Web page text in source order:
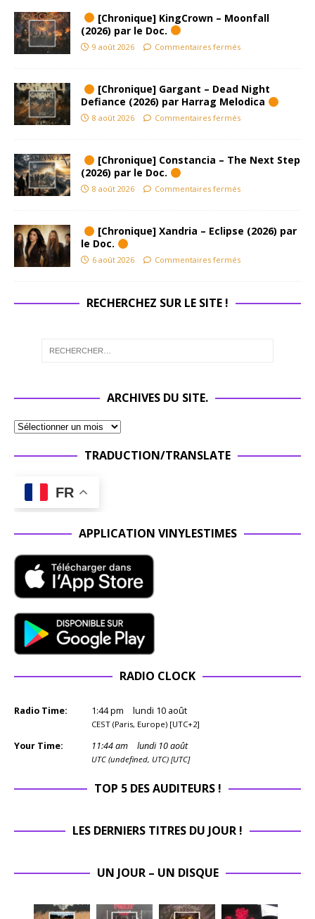
[Chronique] KingCrown – Moonfall
(2026) par le Doc.
9 août 2026 Commentaires fermés
[Chronique] Gargant – Dead Night
Defiance (2026) par Harrag Melodica
8 août 2026 Commentaires fermés
[Chronique] Constancia – The Next Step
(2026) par le Doc.
8 août 2026 Commentaires fermés
[Chronique] Xandria – Eclipse (2026) par
le Doc.
6 août 2026 Commentaires fermés
RECHERCHEZ SUR LE SITE !
ARCHIVES DU SITE.
TRADUCTION/TRANSLATE
FR
APPLICATION VINYLESTIMES
RADIO CLOCK
Radio Time: 1:44pm lundi 10 août
CEST (Paris, Europe) [UTC+2]
Your Time: 11:44am lundi 10 août
UTC (undefined, UTC) [UTC]
TOP 5 DES AUDITEURS !
LES DERNIERS TITRES DU JOUR !
UN JOUR – UN DISQUE